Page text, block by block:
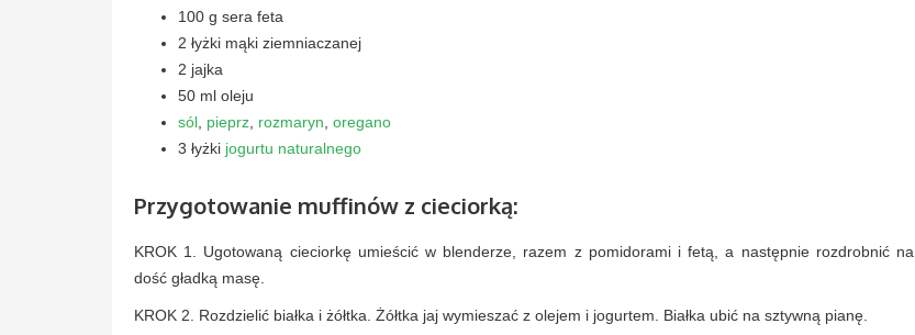
100 g sera feta
2 łyżki mąki ziemniaczanej
2 jajka
50 ml oleju
sól pieprz rozmaryn oregano
3 łyżki jogurtu naturalnego
Przygotowanie muffinów z cieciorką:
KROK 1. Ugotowaną cieciorkę umieścić w blenderze, razem z pomidorami i fetą, a następnie rozdrobnić na
dość gładką masę.
KROK 2. Rozdzielić białka i żółtka. Żółtka jaj wymieszać z olejem i jogurtem. Białka ubić na sztywną pianę.